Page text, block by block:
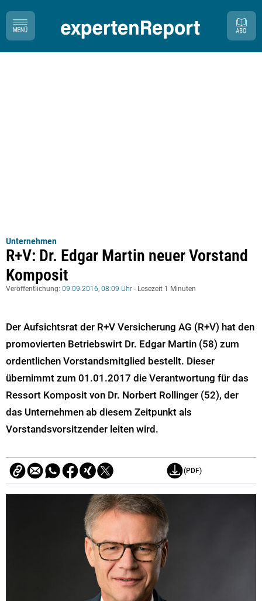
Unternehmen
R+V: Dr. Edgar Martin neuer Vorstand
Komposit
Veröffentlichung: 09.09.2016, 08:09 Uhr - Lesezeit 1 Minuten
Der Aufsichtsrat der R+V Versicherung AG (R+V) hat den
promovierten Betriebswirt Dr. Edgar Martin (58) zum
ordentlichen Vorstandsmitglied bestellt. Dieser
übernimmt zum 01.01.2017 die Verantwortung für das
Ressort Komposit von Dr. Norbert Rollinger (52), der
das Unternehmen ab diesem Zeitpunkt als
Vorstandsvorsitzender leiten wird.
(PDF)